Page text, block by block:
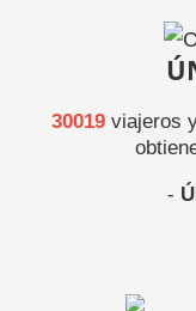
30019viajeros
-